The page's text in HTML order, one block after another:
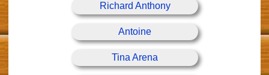
Richard Anthony
Antoine
Tina Arena